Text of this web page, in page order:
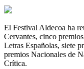
El Festival Aldecoa ha
Cervantes, cinco
Letras Españolas, siete
premios Nacionales de
Crítica.